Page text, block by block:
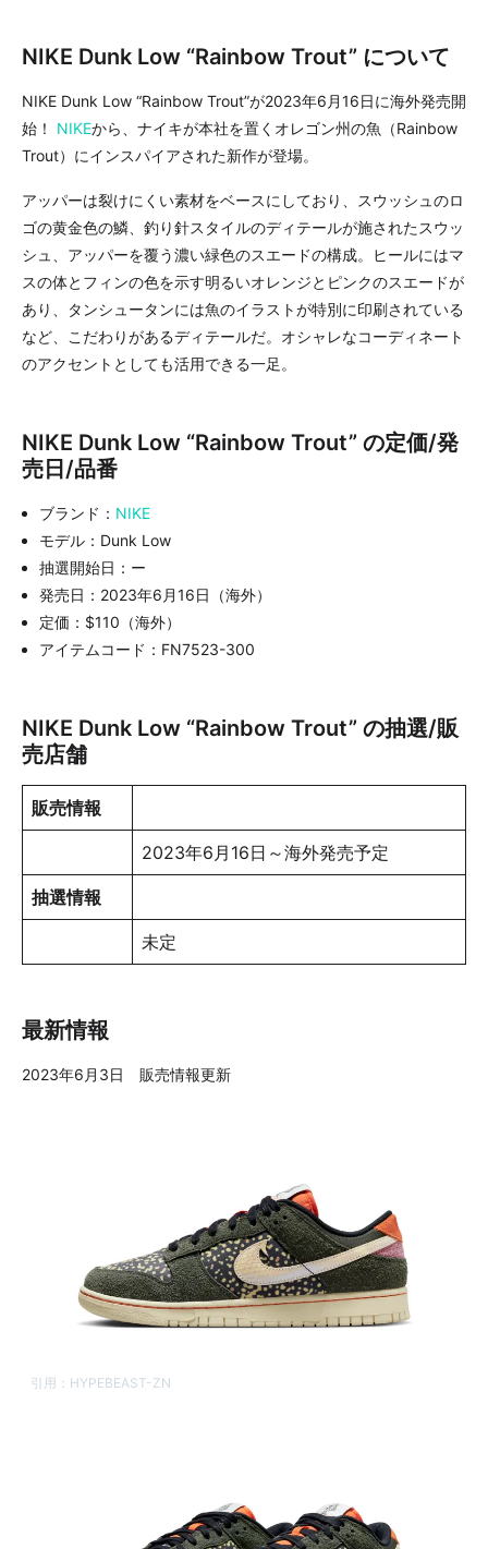
NIKE Dunk Low “Rainbow Trout” について
NIKE Dunk Low “Rainbow Trout”が2023年6月16日に海外発売開
始！ NIKEから、ナイキが本社を置くオレゴン州の魚（Rainbow
Trout）にインスパイアされた新作が登場。
アッパーは裂けにくい素材をベースにしており、スウッシュのロ
ゴの黄金色の鱗、釣り針スタイルのディテールが施されたスウッ
シュ、アッパーを覆う濃い緑色のスエードの構成。ヒールにはマ
スの体とフィンの色を示す明るいオレンジとピンクのスエードが
あり、タンシュータンには魚のイラストが特別に印刷されている
など、こだわりがあるディテールだ。オシャレなコーディネート
のアクセントとしても活用できる一足。
NIKE Dunk Low “Rainbow Trout” の定価/発
売日/品番
ブランド： NIKE
モデル：Dunk Low
抽選開始日：ー
発売日：2023年6月16日（海外）
定価：$110（海外）
アイテムコード：FN7523-300
NIKE Dunk Low “Rainbow Trout” の抽選/販
売店舗
販売情報
2023年6月16日～海外発売予定
抽選情報
未定
最新情報
2023年6月3日 販売情報更新
引用： HYPEBEAST-ZN